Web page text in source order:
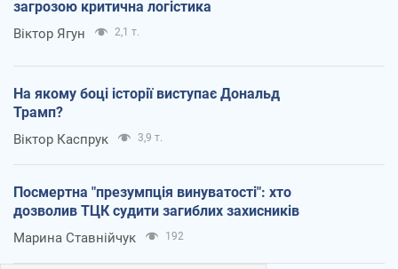
загрозою критична логістика
Віктор Ягун 2,1 т.
На якому боці історії виступає Дональд
Трамп?
Віктор Каспрук 3,9 т.
Посмертна "презумпція винуватості": хто
дозволив ТЦК судити загиблих захисників
Марина Ставнійчук 192